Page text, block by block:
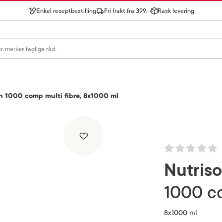
Enkel reseptbestilling Fri frakt fra 399,- Rask levering
1000 comp multi fibre, 8x1000 ml
1000
8x1000 ml